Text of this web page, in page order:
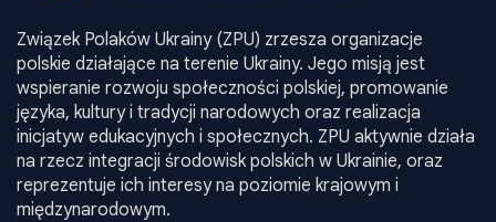
Związek Polaków Ukrainy (ZPU) zrzesza organizacje
polskie działające na terenie Ukrainy. Jego misją jest
wspieranie rozwoju społeczności polskiej, promowanie
języka, kultury i tradycji narodowych oraz realizacja
inicjatyw edukacyjnych i społecznych. ZPU aktywnie działa
na rzecz integracji środowisk polskich w Ukrainie, oraz
reprezentuje ich interesy na poziomie krajowym i
międzynarodowym.